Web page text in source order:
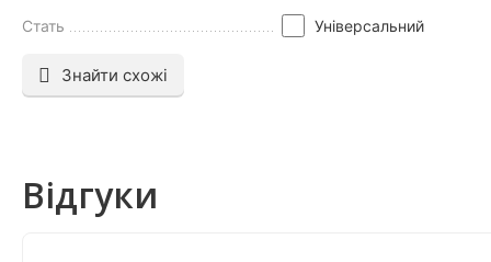
Стать Універсальний
Знайти схожі
Відгуки